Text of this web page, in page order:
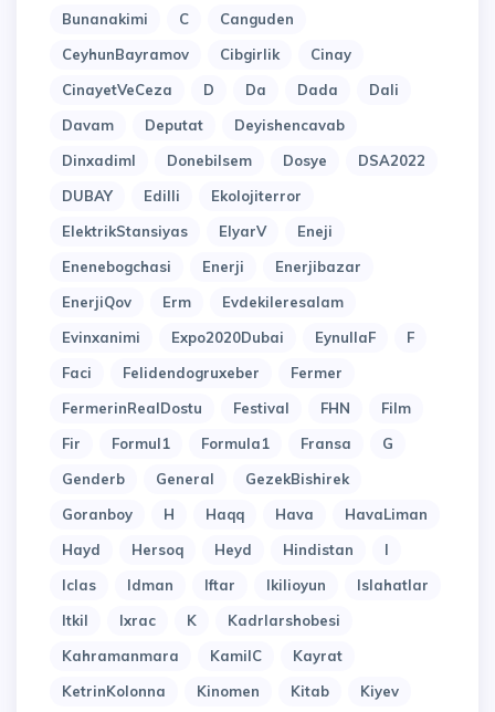
Bunanakimi
C
Canguden
CeyhunBayramov
Cibgirlik
Cinay
CinayetVeCeza
D Da Dada
Dali
Davam
Deputat
Deyishencavab
Dinxadiml
Donebilsem Dosye
DSA2022
DUBAY
Edilli
Ekolojiterror
ElektrikStansiyas
ElyarV
Eneji
Enenebogchasi
Enerji
Enerjibazar
EnerjiQov
Erm
Evdekileresalam
Evinxanimi
Expo2020Dubai EynullaF
F
Faci
Felidendogruxeber
Fermer
FermerinRealDostu
Festival FHN
Film
Fir
Formul1 Formula1 Fransa
G
Genderb
General
GezekBishirek
Goranboy
H Haqq Hava
HavaLiman
Hayd
Hersoq Heyd Hindistan
I
Iclas
Idman Iftar Ikilioyun
Islahatlar
Itkil
Ixrac K
Kadrlarshobesi
Kahramanmara
KamilC
Kayrat
KetrinKolonna
Kinomen Kitab
Kiyev